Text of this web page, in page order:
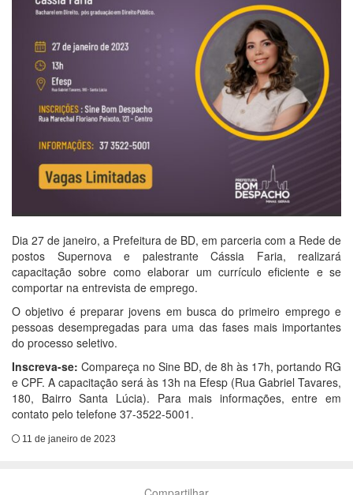
Dia 27 de janeiro, a Prefeitura de BD, em parceria com a Rede de
postos Supernova e palestrante Cássia Faria, realizará
capacitação sobre como elaborar um currículo eficiente e se
comportar na entrevista de emprego.
O objetivo é preparar jovens em busca do primeiro emprego e
pessoas desempregadas para uma das fases mais importantes
do processo seletivo.
Inscreva-se: Compareça no Sine BD, de 8h às 17h, portando RG
e CPF. A capacitação será às 13h na Efesp (Rua Gabriel Tavares,
180, Bairro Santa Lúcia). Para mais informações, entre em
contato pelo telefone 37-3522-5001.
11 de janeiro de 2023